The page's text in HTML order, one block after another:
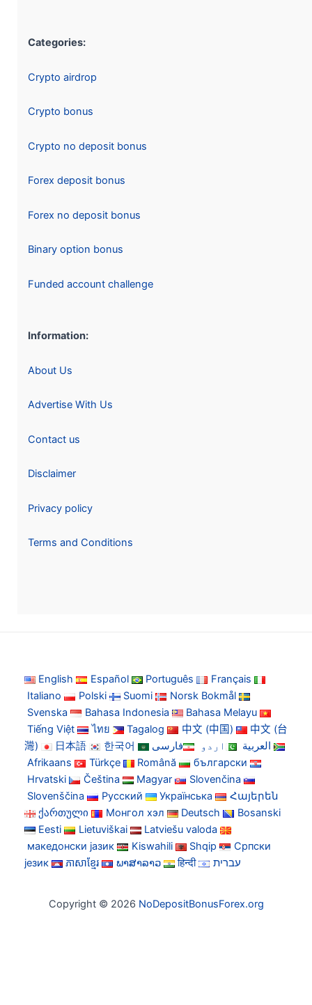
Categories:
Crypto airdrop
Crypto bonus
Crypto no deposit bonus
Forex deposit bonus
Forex no deposit bonus
Binary option bonus
Funded account challenge
Information:
About Us
Advertise With Us
Contact us
Disclaimer
Privacy policy
Terms and Conditions
English Español Português
Français
Italiano
Polski Suomi
Norsk Bokmål
Svenska
Bahasa Indonesia
Bahasa Melayu
Tiếng Việt
ไทย Tagalog 中文 (中国)
中文 (台
灣)
日本語 한국어 العربية اردو
فارسی
Afrikaans
Türkçe Română
български
Hrvatski
Čeština Magyar
Slovenčina
Slovenščina
Русский Українська
Հայերեն
ქართული
Монгол хэл Deutsch
Bosanski
Eesti
Lietuviškai
Latviešu valoda
македонски јазик
Kiswahili Shqip
Српски
језик
ភាសាខ្មែរ ພາສາລາວ हिन्दी עברית
Copyright © 2026 NoDepositBonusForex.org